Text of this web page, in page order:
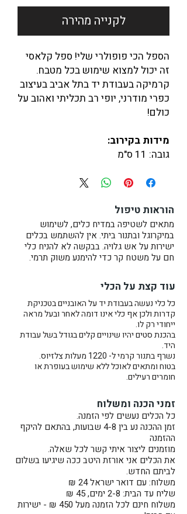
לקנייה מהירה
הספל הכי פופולרי שלי! ספל קלאסי
זה יכול למצוא שימוש בכל מטבח.
קרמיקה בעבודת יד בתל אביב בעיצוב
כפרי מודרני, יופי רב תכליתי ואהוב על
כולם!
מידות בקירוב:
גובה: 11 ס"מ
נפח: 450 מ"ל (מלא עד השפה)
לא משנה מה תבחר, זכור שהדבר
החשוב ביותר הוא שהמתנה מגיעה
מהלב.
הוראות טיפול
מתאים לשטיפה במדיח כלים, לשימוש
במיקרוגל ובתנור ביתי. אין להשתמש בכלים
ישירות על אש גלויה. בבקשה לא להניח כלי
חם על משטח קר כדי להימנע משוק תרמי.
עוד קצת על הכלי
כל כלי נעשה בעבודת יד על האובניים בטכניקת
קדרות ולכן אף כלי אינו דומה לאחר ובעל מראה
ייחודי רק לו.
בהכנת סטים יהיו שינויים קלים בגודל בשל עבודת
היד.
נשרף בתנור קרמי ל- 1220 מעלות צלזיוס.
בטוח ומתאים לאוכל ללא שימוש בעופרת או
חומרים רעילים.
זמני הכנה ומשלוח
כל הכלים נעשים לפי הזמנה.
זמן ההכנה נע בין 4-8 שבועות, בהתאם להיקף
ההזמנה
מוזמנים ליצור איתי קשר לכל שאלה.
את הכלים אני אורזת היטב ככה שיגיעו בשלום
לביתם החדש.
משלוח: עם דואר ישראל 24 ₪
שליח עד הבית: 2-8 ימים, 45 ₪
משלוח חינם לכל הזמנה מעל 450 ₪ - ישירות